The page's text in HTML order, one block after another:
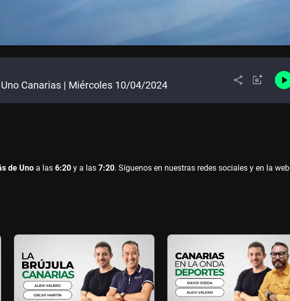
Canarias | Miércoles 10/04/2024
de Uno a las 6:20 y a las 7:20. Síguenos en nuestras redes sociales y en la web